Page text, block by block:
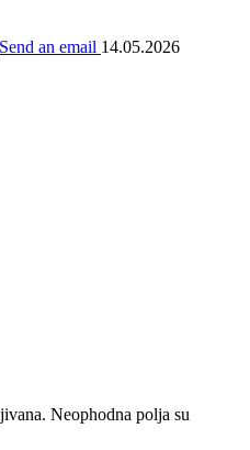
Send an email 14.05.2026
Neophodna polja su